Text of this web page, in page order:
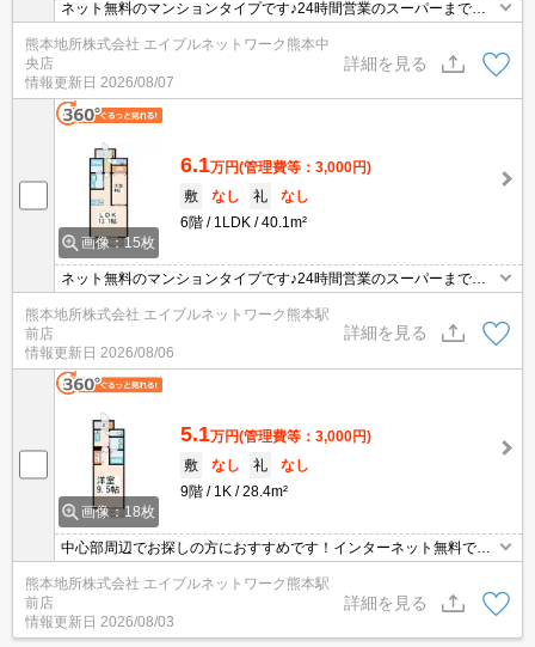
ネット無料のマンションタイプです♪24時間営業のスーパーまで徒
で中心部にお勤めの方にもおすすめです！オートロック付きで防犯
熊本地所株式会社 エイブルネットワーク熊本中
央店
情報更新日 2026/08/07
詳細を見る
画像：15枚
6.1万円(管理費等：3,000円)
敷
なし 礼
なし
6階
1LDK 40.1m²
ネット無料のマンションタイプです♪24時間営業のスーパーまで徒
歩圏内でお買い物も楽々♪SAKURA MACHIまで1.2㎞(徒歩約16分)
で中心部にお勤めの方にもおすすめです！オートロック付きで防犯
熊本地所株式会社 エイブルネットワーク熊本駅
前店
情報更新日 2026/08/06
詳細を見る
画像：18枚
5.1万円(管理費等：3,000円)
敷
なし 礼
なし
9階
1K 28.4m²
中心部周辺でお探しの方におすすめです！インターネット無料で
月々の費用をお得に♪TVモニターホン、オートロック付でセキュリ
ティ安心☆システムキッチン☆独立洗面台☆浴室乾燥機など人気の
設備が充実(^^)/24時間営業のスーパーまで徒歩3分で買い物便利♪最
寄りの市電電停まで徒歩5分♪
熊本地所株式会社 エイブルネットワーク熊本駅
前店
情報更新日 2026/08/03
詳細を見る